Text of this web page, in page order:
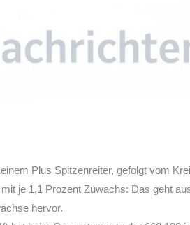
Plus Spitzenreiter, gefolgt vom
je 1,1 Prozent Zuwachs: Das geht
hervor.